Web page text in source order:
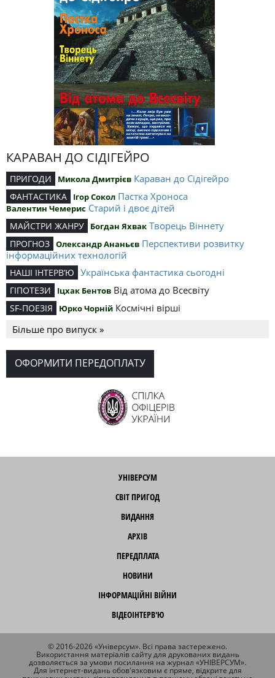
КАРАВАН ДО СІДІГЕЙРО
ПРИГОДИ Микола Дмитрієв Караван до Сідігейро
ФАНТАСТИКА Ігор Сокол Пастка Хроноса
Валентин Чемерис Старий і двоє дітей
МАЙСТРИ ЖАНРУ Богдан Яхвак Творець Віннету
ПРОГНОЗ Олександр Ананьєв Перспективи розвитку
інформаційних технологій
НАШІ ІНТЕРВ’Ю Українська фантастика сьогодні
ГІПОТЕЗИ Іцхак Бентов Від атома до Всесвіту
SF-ПОЕЗІЯ Юрко Чорній Космічні вірші
Більше про випуск »
ОФОРМИТИ ПЕРЕДОПЛАТУ
УНІВЕРСУМ
СВІТ ПРИГОД
ВИДАННЯ
АРХІВ
ПЕРЕДПЛАТА
НОВИНИ
ІНФОРМАЦІЙНІ ВІЙНИ
ВІДЕОІНТЕРВ'Ю
© 2016-2026 «Універсум». Всі права застережено.
Використання матеріалів сайту для друкованих видань
дозволяється за умови посилання на журнал «УНІВЕРСУМ».
Для інтернет-видань обов'язковим є пряме, відкрите для